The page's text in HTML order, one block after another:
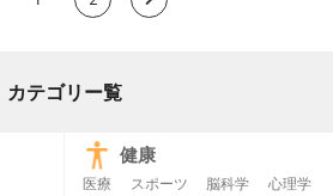
カテゴリー覧
健康
医療 スポーツ 脳科学 心理学